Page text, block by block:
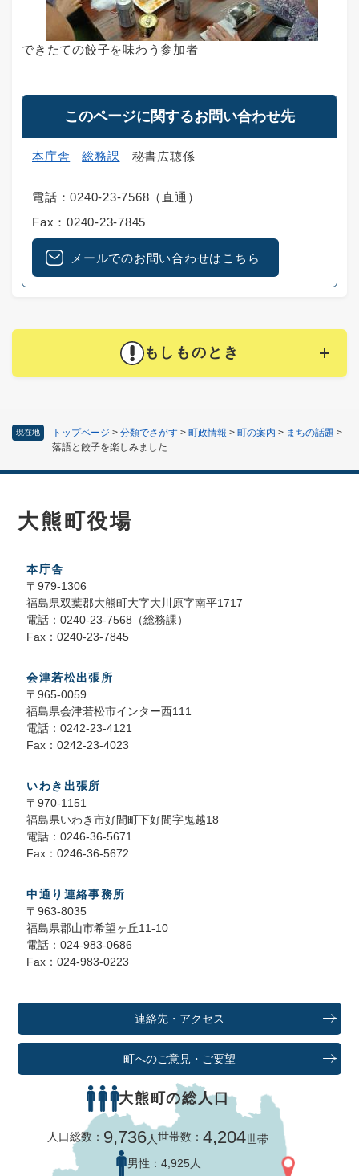
現在地 トップページ > 分類でさがす > 町政情報 > 町の案内 > まちの話題 >
落語と餃子を楽しみました
できたての餃子を味わう参加者
このページに関するお問い合わせ先
本庁舎 総務課 秘書広聴係
電話：0240-23-7568（直通）
Fax：0240-23-7845
メールでのお問い合わせはこちら
もしものとき
大熊町役場
本庁舎
〒979-1306
福島県双葉郡大熊町大字大川原字南平1717
電話：0240-23-7568（総務課）
Fax：0240-23-7845
会津若松出張所
〒965-0059
福島県会津若松市インター西111
電話：0242-23-4121
Fax：0242-23-4023
いわき出張所
〒970-1151
福島県いわき市好間町下好間字鬼越18
電話：0246-36-5671
Fax：0246-36-5672
中通り連絡事務所
〒963-8035
福島県郡山市希望ヶ丘11-10
電話：024-983-0686
Fax：024-983-0223
連絡先・アクセス
町へのご意見・ご要望
大熊町の総人口
人口総数： 9,736人世帯数：4,204世帯
男性： 4,925人